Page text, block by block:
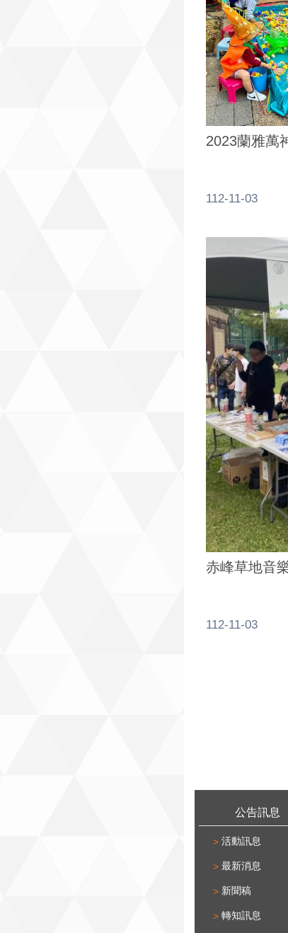
2023蘭雅萬
112-11-03
赤峰草地音
112-11-03
公告訊息
活動訊息
最新消息
新聞稿
轉知訊息